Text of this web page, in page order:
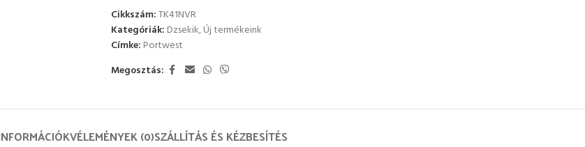
Cikkszám:TK41NVR
Kategóriák: Dzsekik,Új termékeink
Címke: Portwest
Megosztás:
VÉLEMÉNYEK (0)SZÁLLÍTÁS ÉS KÉZBESÍTÉS